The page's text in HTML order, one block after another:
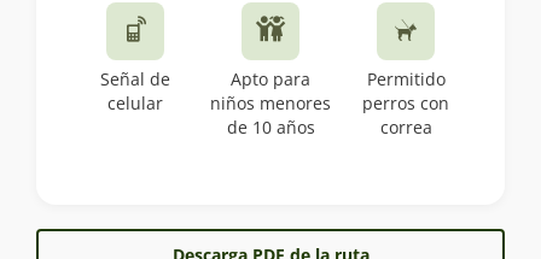
Señal de
celular
Apto para
niños menores
de 10 años
Permitido
perros con
correa